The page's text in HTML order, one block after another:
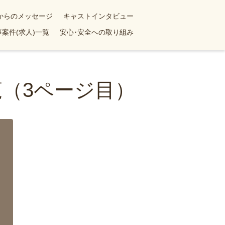
らのメッセージ
キャストインタビュー
案件(求人)一覧 安心･安全への取り組み
3ページ目）